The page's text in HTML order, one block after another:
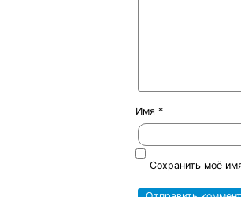
Имя *
Сохранить моё